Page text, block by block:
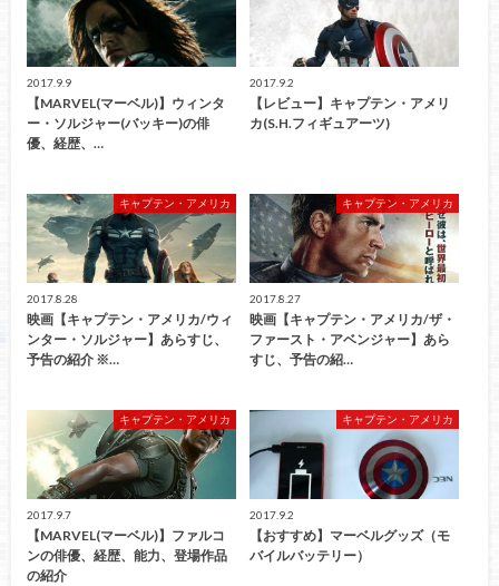
2017.9.9
【MARVEL(マーベル)】ウィンタ
ー・ソルジャー(バッキー)の俳
優、経歴、…
2017.9.2
【レビュー】キャプテン・アメリ
カ(S.H.フィギュアーツ)
キャプテン・アメリカ
2017.8.28
映画【キャプテン・アメリカ/ウィ
ンター・ソルジャー】あらすじ、
予告の紹介 ※…
キャプテン・アメリカ
2017.8.27
映画【キャプテン・アメリカ/ザ・
ファースト・アベンジャー】あら
すじ、予告の紹…
キャプテン・アメリカ
2017.9.7
【MARVEL(マーベル)】ファルコ
ンの俳優、経歴、能力、登場作品
の紹介
キャプテン・アメリカ
2017.9.2
【おすすめ】マーベルグッズ（モ
バイルバッテリー）